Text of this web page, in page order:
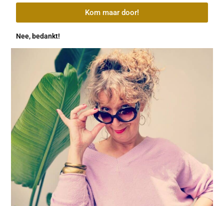
Kom maar door!
Nee, bedankt!